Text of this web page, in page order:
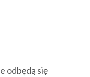
odbędą się